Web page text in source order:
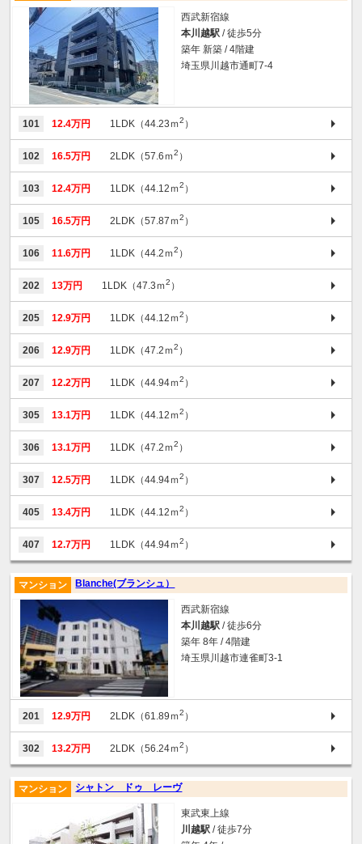
西武新宿線
本川越駅 / 徒歩5分
築年 新築 / 4階建
埼玉県川越市通町7-4
101 12.4万円 1LDK（44.23ｍ2 ）
102 16.5万円 2LDK（57.6ｍ2 ）
103 12.4万円 1LDK（44.12ｍ2 ）
105 16.5万円 2LDK（57.87ｍ2 ）
106 11.6万円 1LDK（44.2ｍ2 ）
202 13万円 1LDK（47.3ｍ2 ）
205 12.9万円 1LDK（44.12ｍ2 ）
206 12.9万円 1LDK（47.2ｍ2 ）
207 12.2万円 1LDK（44.94ｍ2 ）
305 13.1万円 1LDK（44.12ｍ2 ）
306 13.1万円 1LDK（47.2ｍ2 ）
307 12.5万円 1LDK（44.94ｍ2 ）
405 13.4万円 1LDK（44.12ｍ2 ）
407 12.7万円 1LDK（44.94ｍ2 ）
Blanche(ブランシュ）
マンション
西武新宿線
本川越駅 / 徒歩6分
築年 8年 / 4階建
埼玉県川越市連雀町3-1
201 12.9万円 2LDK（61.89ｍ2 ）
302 13.2万円 2LDK（56.24ｍ2 ）
シャトン ドゥ レーヴ
マンション
東武東上線
川越駅 / 徒歩7分